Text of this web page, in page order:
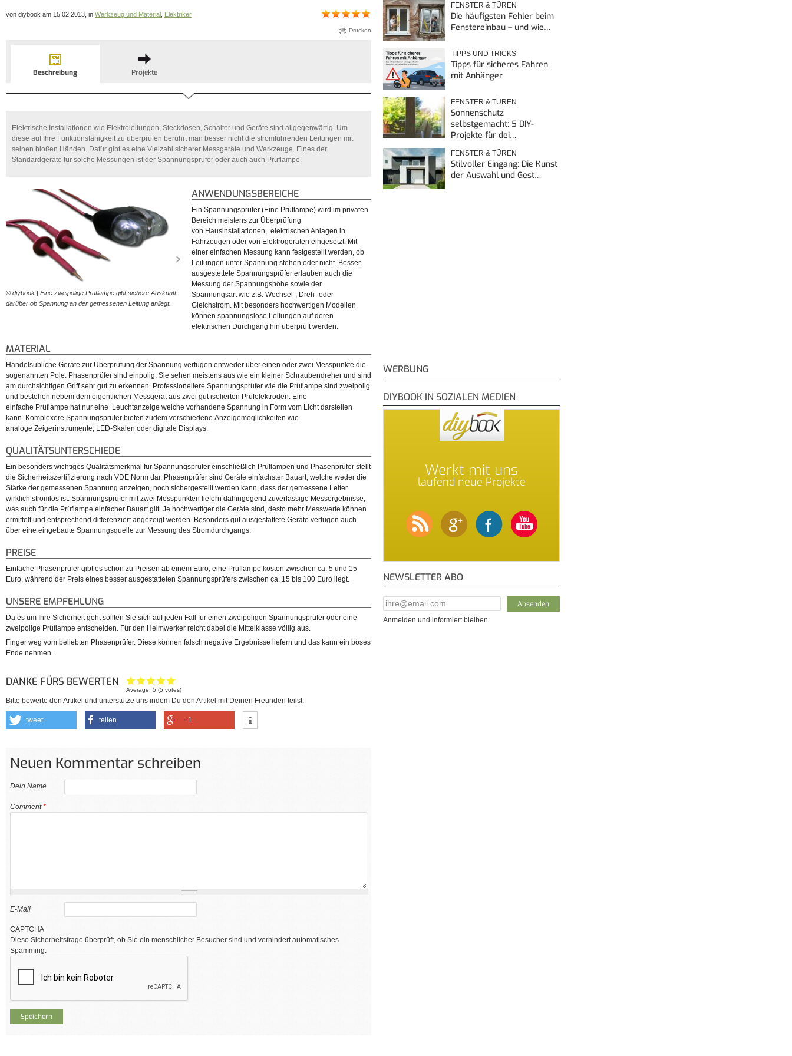
von diybook am 15.02.2013, in Werkzeug und Material Elektriker
Drucken
Beschreibung Projekte
Elektrische Installationen wie Elektroleitungen, Steckdosen, Schalter und Geräte sind allgegenwärtig. Um
diese auf Ihre Funktionsfähigkeit zu überprüfen berührt man besser nicht die stromführenden Leitungen mit
seinen bloßen Händen. Dafür gibt es eine Vielzahl sicherer Messgeräte und Werkzeuge. Eines der
Standardgeräte für solche Messungen ist der Spannungsprüfer oder auch auch Prüflampe.
© diybook | Eine zweipolige Prüflampe gibt sichere Auskunft
darüber ob Spannung an der gemessenen Leitung anliegt.
© diybook | Ein etwas angeschwärzter Phasenprüfer der auf
keinen mehr Fall für Messungen herangezogen werden sollte.
ANWENDUNGSBEREICHE
Ein Spannungsprüfer (Eine Prüflampe) wird im privaten
Bereich meistens zur Überprüfung
von Hausinstallationen, elektrischen Anlagen in
Fahrzeugen oder von Elektrogeräten eingesetzt. Mit
einer einfachen Messung kann festgestellt werden, ob
Leitungen unter Spannung stehen oder nicht. Besser
ausgestettete Spannungsprüfer erlauben auch die
Messung der Spannungshöhe sowie der
Spannungsart wie z.B. Wechsel-, Dreh- oder
Gleichstrom. Mit besonders hochwertigen Modellen
können spannungslose Leitungen auf deren
elektrischen Durchgang hin überprüft werden.
MATERIAL
Handelsübliche Geräte zur Überprüfung der Spannung verfügen entweder über einen oder zwei Messpunkte die
sogenannten Pole. Phasenprüfer sind einpolig. Sie sehen meistens aus wie ein kleiner Schraubendreher und sind
am durchsichtigen Griff sehr gut zu erkennen. Professionellere Spannungsprüfer wie die Prüflampe sind zweipolig
und bestehen nebem dem eigentlichen Messgerät aus zwei gut isolierten Prüfelektroden. Eine
einfache Prüflampe hat nur eine Leuchtanzeige welche vorhandene Spannung in Form vom Licht darstellen
kann. Komplexere Spannungsprüfer bieten zudem verschiedene Anzeigemöglichkeiten wie
analoge Zeigerinstrumente, LED-Skalen oder digitale Displays.
QUALITÄTSUNTERSCHIEDE
Ein besonders wichtiges Qualitätsmerkmal für Spannungsprüfer einschließlich Prüflampen und Phasenprüfer stellt
die Sicherheitszertifizierung nach VDE Norm dar. Phasenprüfer sind Geräte einfachster Bauart, welche weder die
Stärke der gemessenen Spannung anzeigen, noch sichergestellt werden kann, dass der gemessene Leiter
wirklich stromlos ist. Spannungsprüfer mit zwei Messpunkten liefern dahingegend zuverlässige Messergebnisse,
was auch für die Prüflampe einfacher Bauart gilt. Je hochwertiger die Geräte sind, desto mehr Messwerte können
ermittelt und entsprechend differenziert angezeigt werden. Besonders gut ausgestattete Geräte verfügen auch
über eine eingebaute Spannungsquelle zur Messung des Stromdurchgangs.
PREISE
Einfache Phasenprüfer gibt es schon zu Preisen ab einem Euro, eine Prüflampe kosten zwischen ca. 5 und 15
Euro, während der Preis eines besser ausgestatteten Spannungsprüfers zwischen ca. 15 bis 100 Euro liegt.
UNSERE EMPFEHLUNG
Da es um Ihre Sicherheit geht sollten Sie sich auf jeden Fall für einen zweipoligen Spannungsprüfer oder eine
zweipolige Prüflampe entscheiden. Für den Heimwerker reicht dabei die Mittelklasse völlig aus.
Finger weg vom beliebten Phasenprüfer. Diese können falsch negative Ergebnisse liefern und das kann ein böses
Ende nehmen.
DANKE FÜRS BEWERTEN
Average:5 (5 votes)
Bitte bewerte den Artikel und unterstütze uns indem Du den Artikel mit Deinen Freunden teilst.
tweet teilen +1
Neuen Kommentar schreiben
Dein Name
Comment*
E-Mail
CAPTCHA
Diese Sicherheitsfrage überprüft, ob Sie ein menschlicher Besucher sind und verhindert automatisches
Spamming.
FENSTER & TÜREN
Die häufigsten Fehler beim
Fenstereinbau – und wie…
TIPPS UND TRICKS
Tipps für sicheres Fahren
mit Anhänger
FENSTER & TÜREN
Sonnenschutz
selbstgemacht: 5 DIY-
Projekte für dei…
FENSTER & TÜREN
Stilvoller Eingang: Die Kunst
der Auswahl und Gest…
WERBUNG
DIYBOOK IN SOZIALEN MEDIEN
Werkt mit uns
laufend neue Projekte
NEWSLETTER ABO
E-Mail Addresse*
Anmelden und informiert bleiben